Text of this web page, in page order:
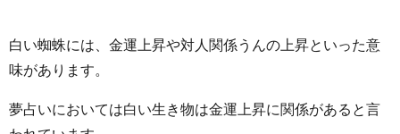
白い蜘蛛には、金運上昇や対人関係うんの上昇といった意
味があります。
夢占いにおいては白い生き物は金運上昇に関係があると言